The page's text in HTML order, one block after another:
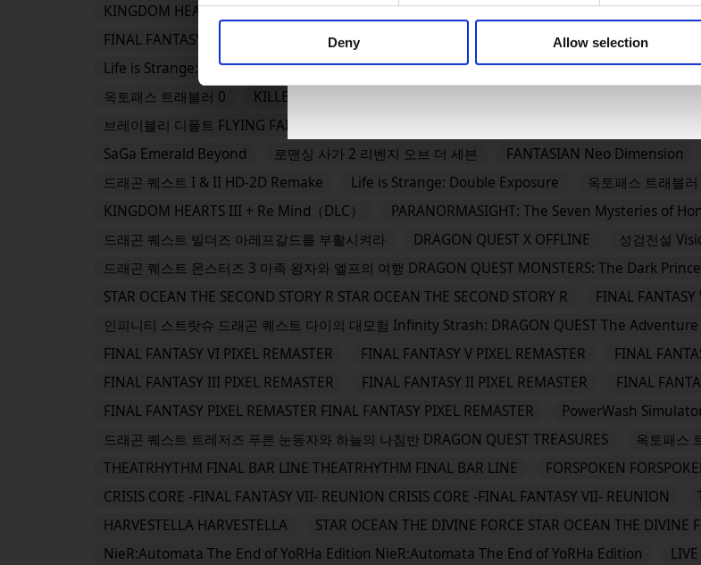
Deny Allow selection
KINGDOM HEARTS Collection [I～III]
KINGDOM HEARTS IV FINAL FANTASY
FINAL FANTASY VII REVELATION
드래곤 퀘스트 몬스터즈 4 메마른 나라의 비앙카와 플로라
Life is Strange: Reunion
PARANORMASIGHT: The Mermaid's Curse 드래곤 퀘스트 VII
옥토패스 트래블러 0
KILLER INN
브레이블리 디폴트 FLYING FAIRY HD Remaster
SaGa Emerald Beyond
로맨싱 사가 2 리벤지 오브 더 세븐 FANTASIAN Neo Dimension
드래곤 퀘스트 I & II HD-2D Remake
Life is Strange: Double Exposure
옥토패스 트래블러
KINGDOM HEARTS III + Re Mind（DLC）
PARANORMASIGHT: The Seven Mysteries of
드래곤 퀘스트 빌더즈 아레프갈드를 부활시켜라
DRAGON QUEST X OFFLINE
성검전설
드래곤 퀘스트 몬스터즈 3 마족 왕자와 엘프의 여행 DRAGON QUEST MONSTERS: The Dark Prince
STAR OCEAN THE SECOND STORY R STAR OCEAN THE SECOND STORY R
FINAL
인피니티 스트랏슈 드래곤 퀘스트 다이의 대모험 Infinity Strash: DRAGON QUEST The
FINAL FANTASY VI PIXEL REMASTER
FINAL FANTASY V PIXEL REMASTER
FINAL
FINAL FANTASY III PIXEL REMASTER
FINAL FANTASY II PIXEL REMASTER
FINAL
FINAL FANTASY PIXEL REMASTER FINAL FANTASY PIXEL REMASTER
PowerWash
드래곤 퀘스트 트레저즈 푸른 눈동자와 하늘의 나침반 DRAGON QUEST TREASURES
옥토패스
THEATRHYTHM FINAL BAR LINE THEATRHYTHM FINAL BAR LINE
FORSPOKEN
CRISIS CORE -FINAL FANTASY VII- REUNION CRISIS CORE -FINAL FANTASY VII- REUNION
HARVESTELLA HARVESTELLA
STAR OCEAN THE DIVINE FORCE STAR OCEAN THE DIVINE
NieR:Automata The End of YoRHa Edition NieR:Automata The End of YoRHa Edition